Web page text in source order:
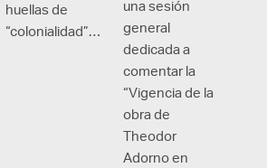
huellas de
“colonialidad”…
una sesión
general
dedicada a
comentar la
“Vigencia de la
obra de
Theodor
Adorno en